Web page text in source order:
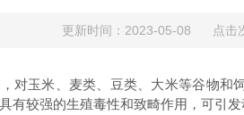
更新时间：2023-05-08 点击
对玉米、麦类、豆类、大米等谷物
有较强的生殖毒性和致畸作用，可引